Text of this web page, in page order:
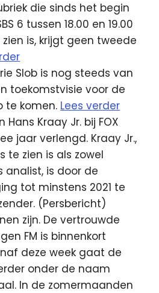
die sinds het begin
6 tussen 18.00 en 19.00
zien is, krijgt geen tweede
Slob is nog steeds van
toekomstvisie voor de
te komen. Lees verder
Kraay Jr. bij FOX
jaar verlengd. Kraay Jr.,
te zien is als zowel
analist, is door de
tot minstens 2021 te
(Persbericht)
zijn. De vertrouwde
FM is binnenkort
deze week gaat de
onder de naam
In de zomermaanden